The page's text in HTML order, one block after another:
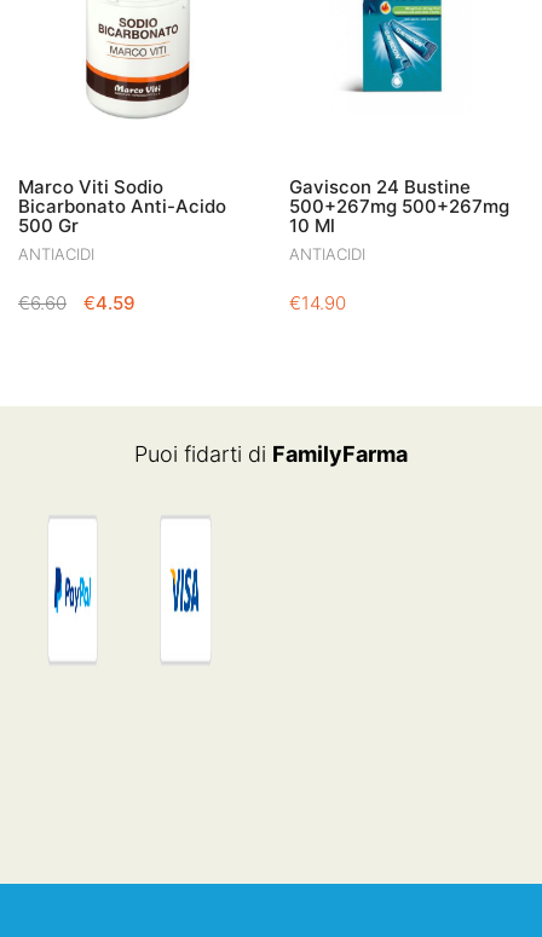
Marco Viti Sodio
Bicarbonato Anti-Acido
500 Gr
ANTIACIDI
€6.60
IL
€6.60.
€4.59
€4.59.
Gaviscon 24 Bustine
500+267mg 500+267mg
10 Ml
ANTIACIDI
€14.90
Puoi fidarti di FamilyFarma